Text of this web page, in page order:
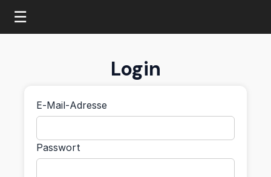
☰
Login
E-Mail-Adresse
Passwort